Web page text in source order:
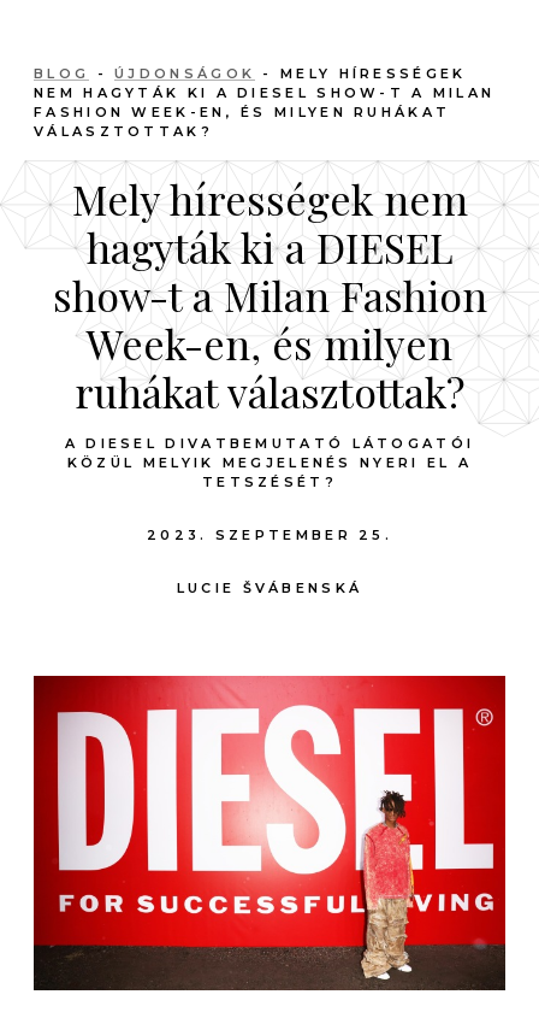
BLOG -ÚJDONSÁGOK
- MELY HÍRESSÉGEK
NEM HAGYTÁK KI A DIESEL SHOW-T A MILAN
FASHION WEEK-EN, ÉS MILYEN RUHÁKAT
VÁLASZTOTTAK?
Mely hírességek nem
hagyták ki a DIESEL
show-t a Milan Fashion
Week-en, és milyen
ruhákat választottak?
A DIESEL DIVATBEMUTATÓ LÁTOGATÓI
KÖZÜL MELYIK MEGJELENÉS NYERI EL A
TETSZÉSÉT?
2023. SZEPTEMBER 25.
LUCIE ŠVÁBENSKÁ